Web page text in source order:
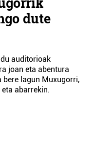
dute
auditorioak
joan eta abentura
lagun Muxugorri,
abarrekin.